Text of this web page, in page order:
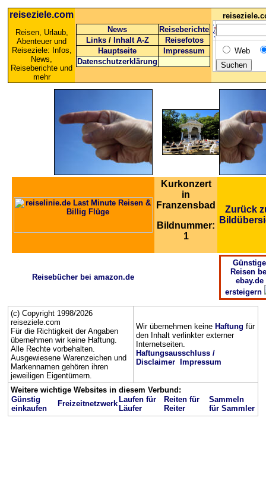
reiseziele.com
Reisen, Urlaub,
Abenteuer und
Reiseziele: Infos,
News,
Reiseberichte und
mehr
News
Reiseberichte
Links / Inhalt A-Z
Reisefotos
Hauptseite
Impressum
Datenschutzerklärung
Web
Kurkonzert
in
Franzensbad
Bildnummer:
1
Zurück
Reisebücher bei amazon.de
Günstige
Reisen
ebay.de
ersteigern
(c) Copyright 1998/2026
reiseziele.com
Für die Richtigkeit der Angaben
übernehmen wir keine Haftung.
Alle Rechte vorbehalten.
Ausgewiesene Warenzeichen und
Markennamen gehören ihren
jeweiligen Eigentümern.
Wir übernehmen keine Haftung für
den Inhalt verlinkter externer
Internetseiten.
Haftungsausschluss /
Disclaimer
Impressum
Weitere wichtige Websites in diesem Verbund:
Günstig
einkaufen
Freizeitnetzwerk Laufen für
Läufer
Reiten für
Reiter
Sammeln
für Sammler